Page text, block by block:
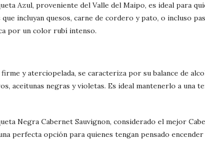
Azul, proveniente del Valle del Maipo, es ideal para
incluyan quesos, carne de cordero y pato, o incluso
por un color rubí intenso.
y aterciopelada, se caracteriza por su balance de
aceitunas negras y violetas. Es ideal mantenerlo a una
Negra Cabernet Sauvignon, considerado el mejor
perfecta opción para quienes tengan pensado